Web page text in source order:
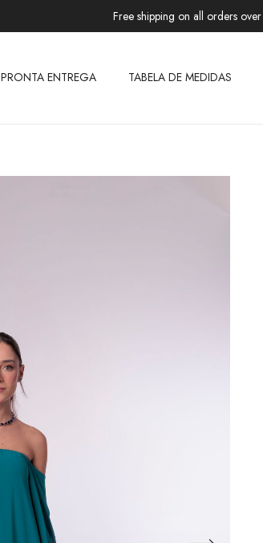
Free shipping on all orders over
PRONTA ENTREGA TABELA DE MEDIDAS